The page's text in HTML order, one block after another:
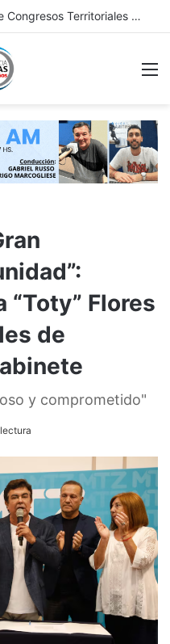
Dabi: continúan en Chivilcoy los controles vehiculares y refuerzan la prevención en accesos y espacios públicos
“Toty” Flores
de
y comprometido"